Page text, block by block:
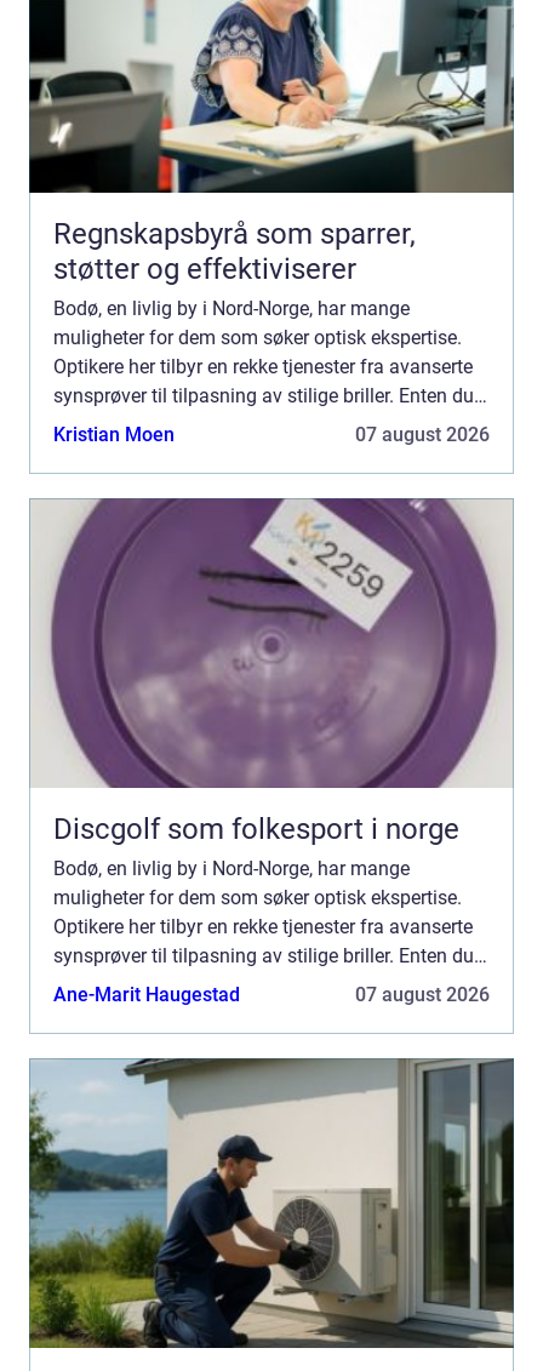
Regnskapsbyrå som sparrer,
støtter og effektiviserer
Bodø, en livlig by i Nord-Norge, har mange
muligheter for dem som søker optisk ekspertise.
Optikere her tilbyr en rekke tjenester fra avanserte
synsprøver til tilpasning av stilige briller. Enten du
er en lokal innbygger eller ba...
Kristian Moen 07 august 2026
Discgolf som folkesport i norge
Bodø, en livlig by i Nord-Norge, har mange
muligheter for dem som søker optisk ekspertise.
Optikere her tilbyr en rekke tjenester fra avanserte
synsprøver til tilpasning av stilige briller. Enten du
er en lokal innbygger eller ba...
Ane-Marit Haugestad 07 august 2026